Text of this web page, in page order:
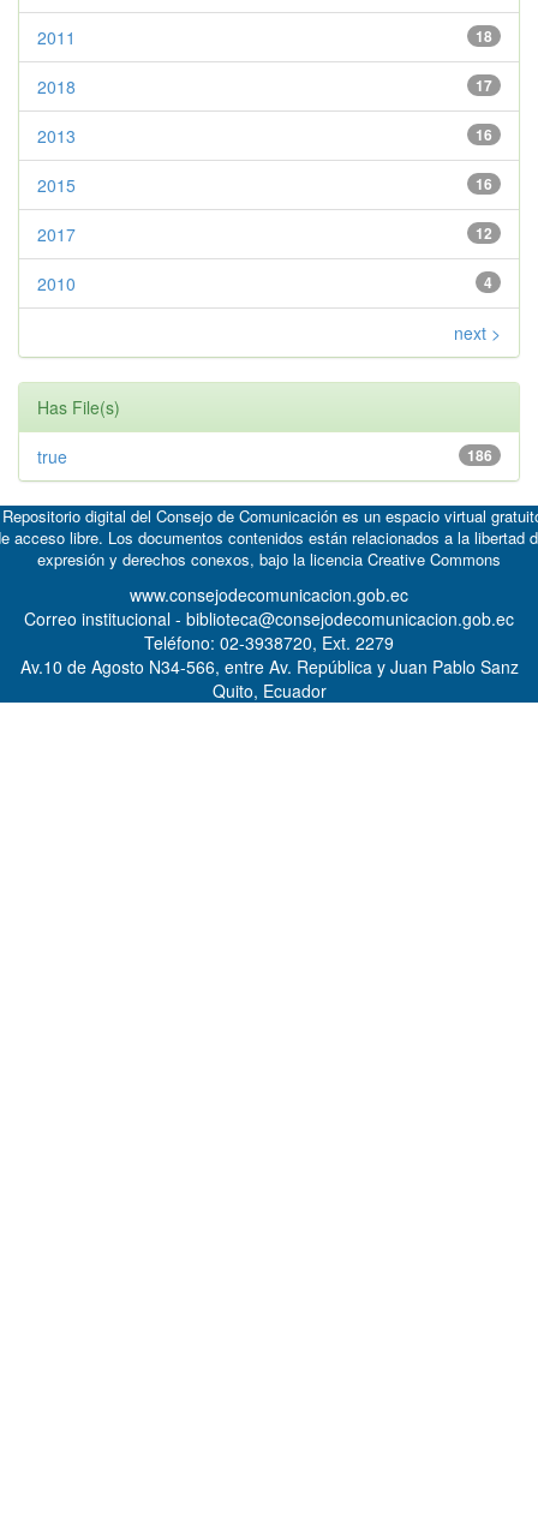
18
2011
17
2018
16
2013
16
2015
12
2017
4
2010
next >
Has File(s)
186
true
digital del Consejo de Comunicación es un espacio virtual
acceso libre. Los documentos contenidos están relacionados a la libertad
expresión y derechos conexos, bajo la licencia Creative Commons
www.consejodecomunicacion.gob.ec
Correo institucional - biblioteca@consejodecomunicacion.gob.ec
Teléfono: 02-3938720, Ext. 2279
Av.10 de Agosto N34-566, entre Av. República y Juan Pablo Sanz
Quito, Ecuador